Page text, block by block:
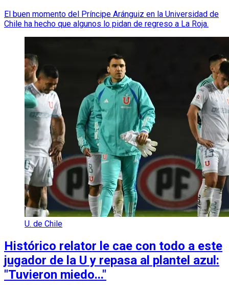
El buen momento del Príncipe Aránguiz en la Universidad de
Chile ha hecho que algunos lo pidan de regreso a La Roja.
U. de Chile
Histórico relator le cae con todo a este
jugador de la U y repasa al plantel azul:
"Tuvieron miedo..."